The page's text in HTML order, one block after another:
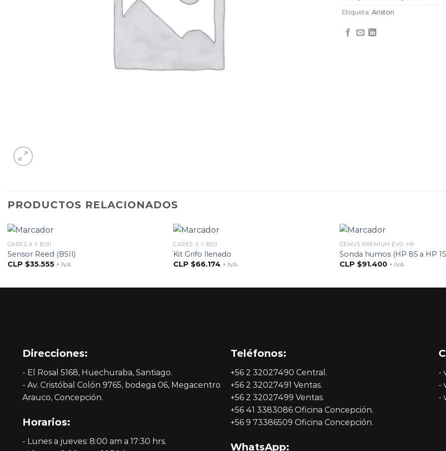
Etiqueta: Ariston
PRODUCTOS RELACIONADOS
CARES X Y BSII
Sensor Reed (BSII)
CLP $35.555 + IVA
CARES X Y BSII
Kit Grifo llenado
CLP $66.174 + IVA
GENUS PREMIUM EVO HP
Sonda humos (HP 85 a HP
CLP $91.400 + IVA
Direcciones:
- El Rosal 5168, Huechuraba, Santiago.
- Av. Cristóbal Colón 9765, bodega 06, Megacentro
Arauco, Concepción.
Horarios:
- Lunes a jueves: 8:00 am a 17:30 hrs.
Teléfonos:
+56 2 32027490 Central.
+56 2 32027491 Ventas.
+56 2 32027499 Ventas.
+56 41 3383086 Oficina Concepción.
+56 9 73386509 Oficina Concepción.
WhatsApp:
-
-
-